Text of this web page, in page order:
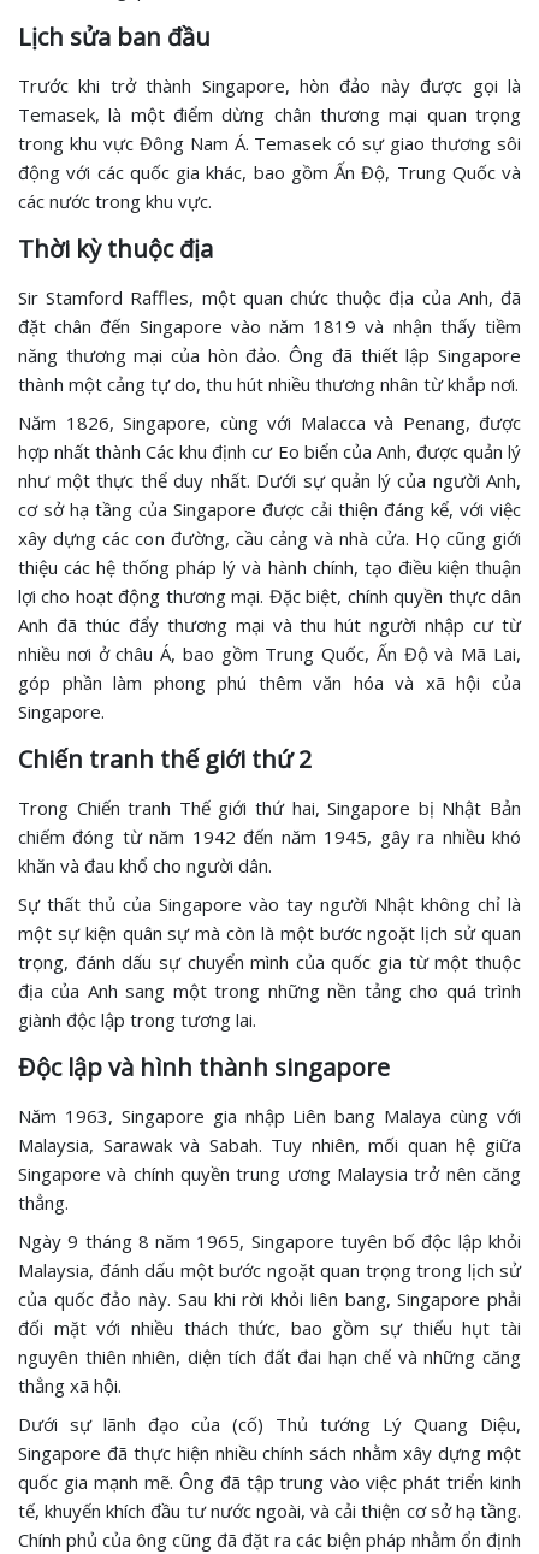
Lịch sửa ban đầu
Trước khi trở thành Singapore, hòn đảo này được gọi là
Temasek, là một điểm dừng chân thương mại quan trọng
trong khu vực Đông Nam Á. Temasek có sự giao thương sôi
động với các quốc gia khác, bao gồm Ấn Độ, Trung Quốc và
các nước trong khu vực.
Thời kỳ thuộc địa
Sir Stamford Raffles, một quan chức thuộc địa của Anh, đã
đặt chân đến Singapore vào năm 1819 và nhận thấy tiềm
năng thương mại của hòn đảo. Ông đã thiết lập Singapore
thành một cảng tự do, thu hút nhiều thương nhân từ khắp nơi.
Năm 1826, Singapore, cùng với Malacca và Penang, được
hợp nhất thành Các khu định cư Eo biển của Anh, được quản lý
như một thực thể duy nhất. Dưới sự quản lý của người Anh,
cơ sở hạ tầng của Singapore được cải thiện đáng kể, với việc
xây dựng các con đường, cầu cảng và nhà cửa. Họ cũng giới
thiệu các hệ thống pháp lý và hành chính, tạo điều kiện thuận
lợi cho hoạt động thương mại. Đặc biệt, chính quyền thực dân
Anh đã thúc đẩy thương mại và thu hút người nhập cư từ
nhiều nơi ở châu Á, bao gồm Trung Quốc, Ấn Độ và Mã Lai,
góp phần làm phong phú thêm văn hóa và xã hội của
Singapore.
Chiến tranh thế giới thứ 2
Trong Chiến tranh Thế giới thứ hai, Singapore bị Nhật Bản
chiếm đóng từ năm 1942 đến năm 1945, gây ra nhiều khó
khăn và đau khổ cho người dân.
Sự thất thủ của Singapore vào tay người Nhật không chỉ là
một sự kiện quân sự mà còn là một bước ngoặt lịch sử quan
trọng, đánh dấu sự chuyển mình của quốc gia từ một thuộc
địa của Anh sang một trong những nền tảng cho quá trình
giành độc lập trong tương lai.
Độc lập và hình thành singapore
Năm 1963, Singapore gia nhập Liên bang Malaya cùng với
Malaysia, Sarawak và Sabah. Tuy nhiên, mối quan hệ giữa
Singapore và chính quyền trung ương Malaysia trở nên căng
thẳng.
Ngày 9 tháng 8 năm 1965, Singapore tuyên bố độc lập khỏi
Malaysia, đánh dấu một bước ngoặt quan trọng trong lịch sử
của quốc đảo này. Sau khi rời khỏi liên bang, Singapore phải
đối mặt với nhiều thách thức, bao gồm sự thiếu hụt tài
nguyên thiên nhiên, diện tích đất đai hạn chế và những căng
thẳng xã hội.
Dưới sự lãnh đạo của (cố) Thủ tướng Lý Quang Diệu,
Singapore đã thực hiện nhiều chính sách nhằm xây dựng một
quốc gia mạnh mẽ. Ông đã tập trung vào việc phát triển kinh
tế, khuyến khích đầu tư nước ngoài, và cải thiện cơ sở hạ tầng.
Chính phủ của ông cũng đã đặt ra các biện pháp nhằm ổn định